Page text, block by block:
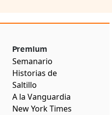
Premium
Semanario
Historias de
Saltillo
A la Vanguardia
New York Times